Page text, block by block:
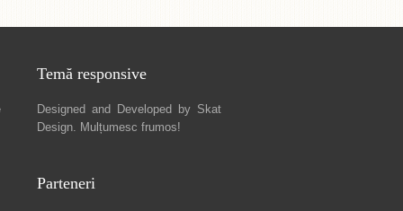
Temă responsive
Designed and Developed by Skat
Design. Mulțumesc frumos!
Parteneri